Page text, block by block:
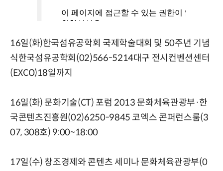
16일(화)한국섬유공학회 국제학술대회 및 50주년 기념
식한국섬유공학회(02)566-5214대구 전시컨벤션센터
(EXCO)18일까지
16일(화) 문화기술(CT) 포럼 2013 문화체육관광부·한
국콘텐츠진흥원(02)6250-9845 코엑스 콘퍼런스룸(3
07, 308호) 9:00~18:00
17일(수) 창조경제와 콘텐츠 세미나 문화체육관광부(0